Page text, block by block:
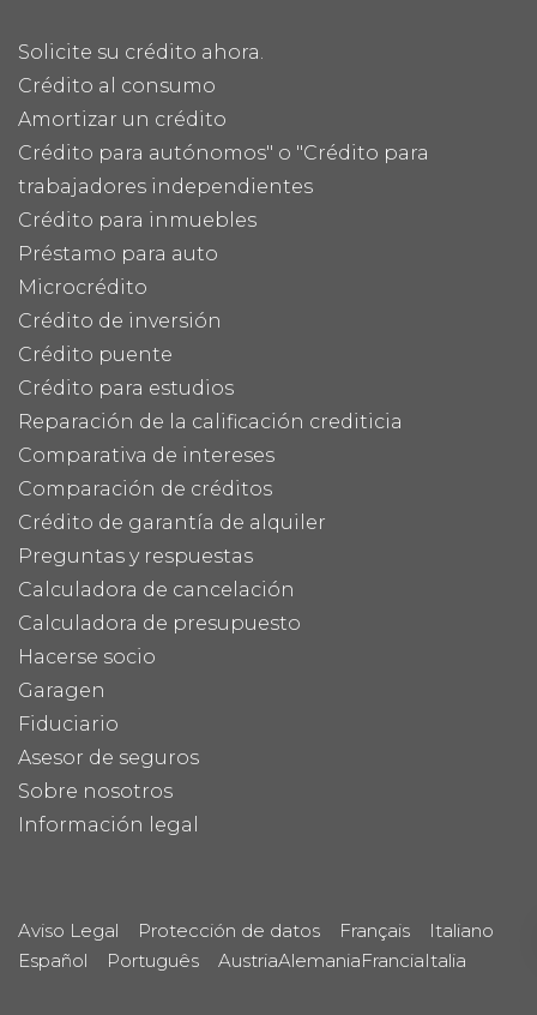
Solicite su crédito ahora.
Crédito al consumo
Amortizar un crédito
Crédito para autónomos" o "Crédito para
trabajadores independientes
Crédito para inmuebles
Préstamo para auto
Microcrédito
Crédito de inversión
Crédito puente
Crédito para estudios
Reparación de la calificación crediticia
Comparativa de intereses
Comparación de créditos
Crédito de garantía de alquiler
Preguntas y respuestas
Calculadora de cancelación
Calculadora de presupuesto
Hacerse socio
Garagen
Fiduciario
Asesor de seguros
Sobre nosotros
Información legal
Aviso Legal Protección de datos Français
Italiano
Español
Português AustriaAlemaniaFranciaItalia